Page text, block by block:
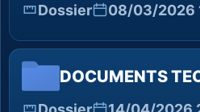
Dossier 08/03/2026
DOCUMENTS